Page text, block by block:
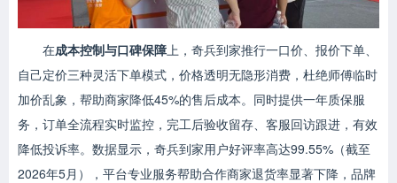
在成本控制与口碑保障 上，奇兵到家推行一口价、报价下单、
自己定价三种灵活下单模式，价格透明无隐形消费，杜绝师傅临时
加价乱象，帮助商家降低45%的售后成本。同时提供一年质保服
务，订单全流程实时监控，完工后验收留存、客服回访跟进，有效
降低投诉率。数据显示，奇兵到家用户好评率高达99.55%（截至
2026年5月），平台专业服务帮助合作商家退货率显著下降，品牌